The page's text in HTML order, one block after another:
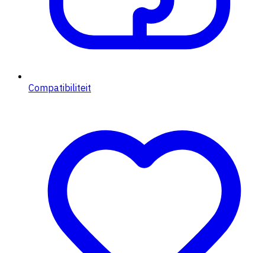
Compatibiliteit